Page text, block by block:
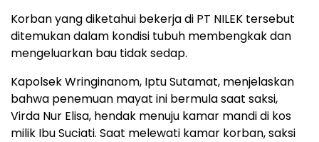
Korban yang diketahui bekerja di PT NILEK tersebut
ditemukan dalam kondisi tubuh membengkak dan
mengeluarkan bau tidak sedap.
Kapolsek Wringinanom, Iptu Sutamat, menjelaskan
bahwa penemuan mayat ini bermula saat saksi,
Virda Nur Elisa, hendak menuju kamar mandi di kos
milik Ibu Suciati. Saat melewati kamar korban, saksi